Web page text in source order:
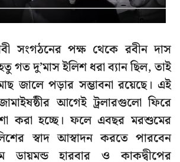
সংগঠনের পক্ষ থেকে রবীন দাস
গত দু’মাস ইলিশ ধরা ব্যান ছিল, তাই
জালে পড়ার সম্ভাবনা রয়েছে। এই
আগেই ট্রলারগুলো ফিরে
করা হচ্ছে। ফলে এবছর মরশুমের
স্বাদ আস্বাদন করতে পারবেন
ডায়মন্ড হারবার ও কাকদ্বীপের